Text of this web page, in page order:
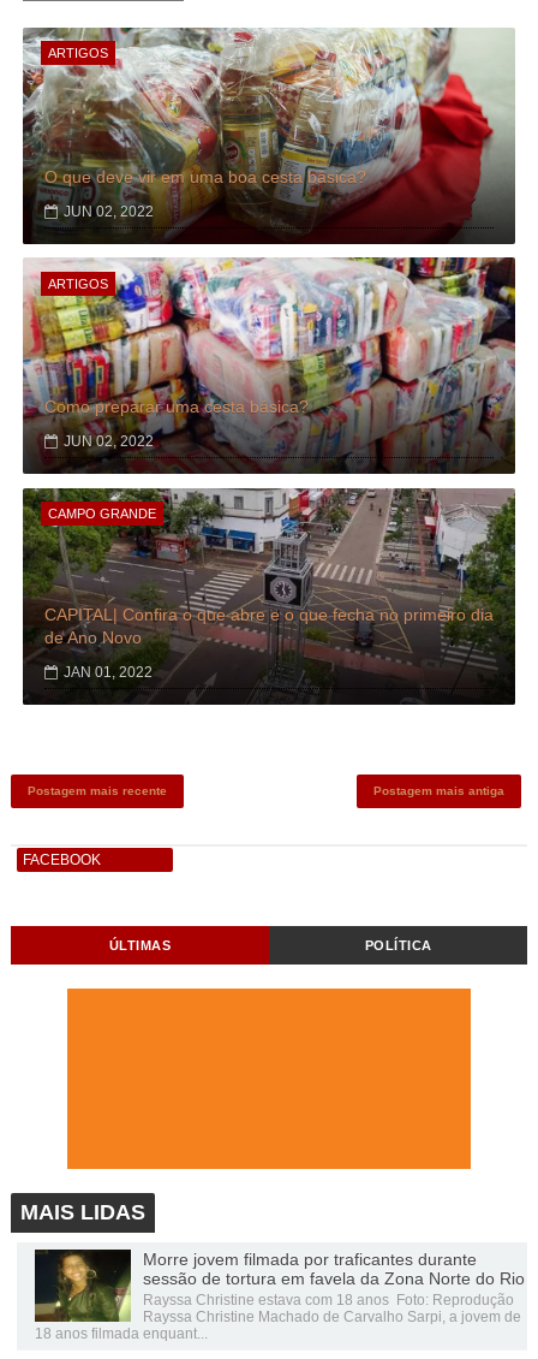
ARTIGOS
O que deve vir em uma boa cesta básica?
JUN 02, 2022
ARTIGOS
Como preparar uma cesta básica?
JUN 02, 2022
CAMPO GRANDE
CAPITAL| Confira o que abre e o que fecha no primeiro dia
de Ano Novo
JAN 01, 2022
Postagem mais recente Postagem mais antiga
FACEBOOK
ÚLTIMAS POLÍTICA
MAIS LIDAS
Morre jovem filmada por traficantes durante
sessão de tortura em favela da Zona Norte do Rio
Rayssa Christine estava com 18 anos Foto: Reprodução
Rayssa Christine Machado de Carvalho Sarpi, a jovem de
18 anos filmada enquant...